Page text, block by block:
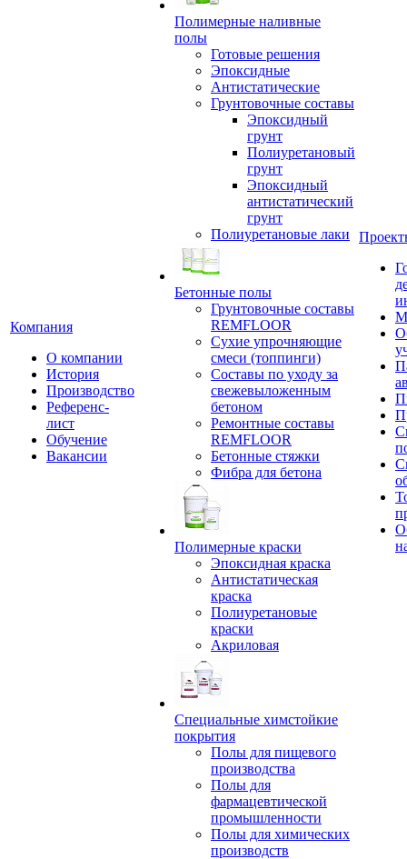
Компания
О компании
История
Производство
Референс-
лист
Обучение
Вакансии
Полимерные наливные
полы
Готовые решения
Эпоксидные
Антистатические
Грунтовочные составы
Эпоксидный
грунт
Полиуретановый
грунт
Эпоксидный
антистатический
грунт
Полиуретановые лаки
Бетонные полы
Грунтовочные составы
REMFLOOR
Сухие упрочняющие
смеси (топпинги)
Составы по уходу за
свежевыложенным
бетоном
Ремонтные составы
REMFLOOR
Бетонные стяжки
Фибра для бетона
Полимерные краски
Эпоксидная краска
Антистатическая
краска
Полиуретановые
краски
Акриловая
Специальные химстойкие
покрытия
Полы для пищевого
производства
Полы для
фармацевтической
промышленности
Полы для химических
производств